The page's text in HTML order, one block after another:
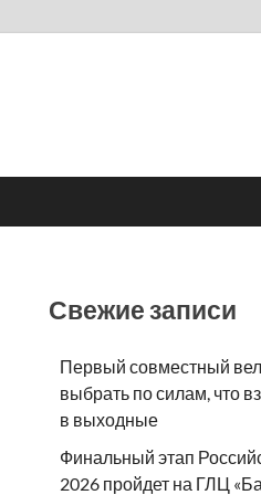
Свежие записи
Первый совместный
выбрать по силам, что
в выходные
Финальный этап
2026 пройдет на ГЛЦ